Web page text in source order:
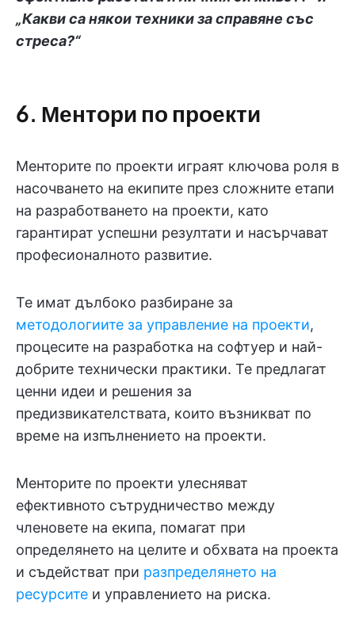
„Какви са някои техники за справяне със
стреса?“
6. Ментори по проекти
Менторите по проекти играят ключова роля в
насочването на екипите през сложните етапи
на разработването на проекти, като
гарантират успешни резултати и насърчават
професионалното развитие.
Те имат дълбоко разбиране за
методологиите за управление на проекти,
процесите на разработка на софтуер и най-
добрите технически практики. Те предлагат
ценни идеи и решения за
предизвикателствата, които възникват по
време на изпълнението на проекти.
Менторите по проекти улесняват
ефективното сътрудничество между
членовете на екипа, помагат при
определянето на целите и обхвата на проекта
и съдействат при разпределянето на
ресурсите и управлението на риска.